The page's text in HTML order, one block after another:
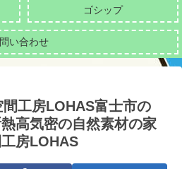
ゴシップ
問い合わせ
工房LOHAS富士市の
高気密の自然素材の家
房LOHAS